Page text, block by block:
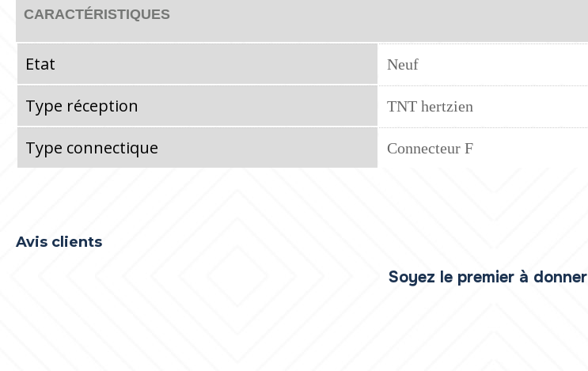
CARACTÉRISTIQUES
Etat Neuf
Type réception TNT hertzien
Type connectique Connecteur F
Avis clients
Soyez le premier à